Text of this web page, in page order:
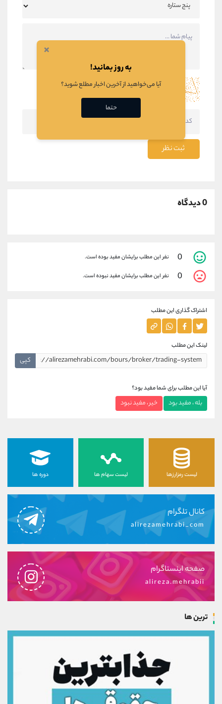
ثبت نظر
0 دیدگاه
0 نفر این مطلب برایشان مفید بوده است.
0 نفر این مطلب برایشان مفید نبوده است.
اشتراک گذاری این مطلب
لینک این مطلب
کپی
آیا این مطلب برای شما مفید بود؟
بله ، مفید بود خیر ، مفید نبود
لیست رمزارزها لیست سهام ها دوره ها
کانال تلگرام
alirezamehrabi_com
صفحه اینستاگرام
alireza.mehrabii
ترین ها
×
به روز بمانید!
آیا می‌خواهید از آخرین اخبار مطلع شوید؟
حتما